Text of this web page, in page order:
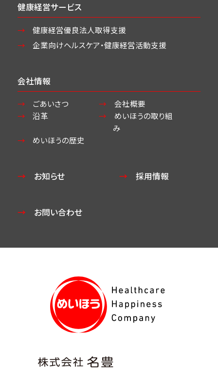
健康経営サービス
健康経営優良法人取得支援
企業向けヘルスケア・健康経営活動支援
会社情報
ごあいさつ
会社概要
沿革
めいほうの取り組
み
めいほうの歴史
お知らせ 採用情報
お問い合わせ